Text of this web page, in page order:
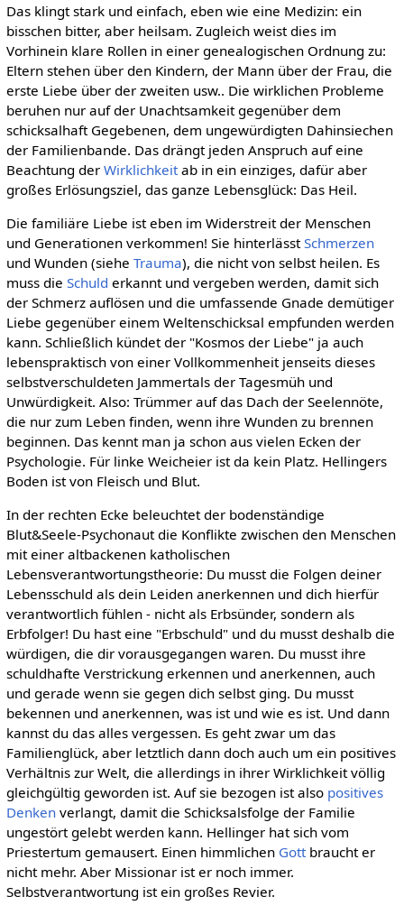
Das klingt stark und einfach, eben wie eine Medizin: ein
bisschen bitter, aber heilsam. Zugleich weist dies im
Vorhinein klare Rollen in einer genealogischen Ordnung zu:
Eltern stehen über den Kindern, der Mann über der Frau, die
erste Liebe über der zweiten usw.. Die wirklichen Probleme
beruhen nur auf der Unachtsamkeit gegenüber dem
schicksalhaft Gegebenen, dem ungewürdigten Dahinsiechen
der Familienbande. Das drängt jeden Anspruch auf eine
Beachtung der Wirklichkeitab in ein einziges, dafür aber
großes Erlösungsziel, das ganze Lebensglück: Das Heil.
Die familiäre Liebe ist eben im Widerstreit der Menschen
und Generationen verkommen! Sie hinterlässtSchmerzen
und Wunden (siehe Trauma), die nicht von selbst heilen. Es
muss die Schuld erkannt und vergeben werden, damit sich
der Schmerz auflösen und die umfassende Gnade demütiger
Liebe gegenüber einem Weltenschicksal empfunden werden
kann. Schließlich kündet der "Kosmos der Liebe" ja auch
lebenspraktisch von einer Vollkommenheit jenseits dieses
selbstverschuldeten Jammertals der Tagesmüh und
Unwürdigkeit. Also: Trümmer auf das Dach der Seelennöte,
die nur zum Leben finden, wenn ihre Wunden zu brennen
beginnen. Das kennt man ja schon aus vielen Ecken der
Psychologie. Für linke Weicheier ist da kein Platz. Hellingers
Boden ist von Fleisch und Blut.
In der rechten Ecke beleuchtet der bodenständige
Blut&Seele-Psychonaut die Konflikte zwischen den Menschen
mit einer altbackenen katholischen
Lebensverantwortungstheorie: Du musst die Folgen deiner
Lebensschuld als dein Leiden anerkennen und dich hierfür
verantwortlich fühlen - nicht als Erbsünder, sondern als
Erbfolger! Du hast eine "Erbschuld" und du musst deshalb die
würdigen, die dir vorausgegangen waren. Du musst ihre
schuldhafte Verstrickung erkennen und anerkennen, auch
und gerade wenn sie gegen dich selbst ging. Du musst
bekennen und anerkennen, was ist und wie es ist. Und dann
kannst du das alles vergessen. Es geht zwar um das
Familienglück, aber letztlich dann doch auch um ein positives
Verhältnis zur Welt, die allerdings in ihrer Wirklichkeit völlig
gleichgültig geworden ist. Auf sie bezogen ist also positives
Denkenverlangt, damit die Schicksalsfolge der Familie
ungestört gelebt werden kann. Hellinger hat sich vom
Priestertum gemausert. Einen himmlichen Gottbraucht er
nicht mehr. Aber Missionar ist er noch immer.
Selbstverantwortung ist ein großes Revier.